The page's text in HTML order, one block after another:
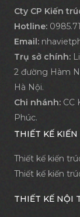
Cty CP Kiến
Hotline:
Email:
Trụ sở chính:
2 đường Hàm
Hà Nội.
Chi nhánh: CC
Phúc.
THIẾT KẾ KIẾN
Thiết kế kiến
Thiết kế kiến
THIẾT KẾ NỘI